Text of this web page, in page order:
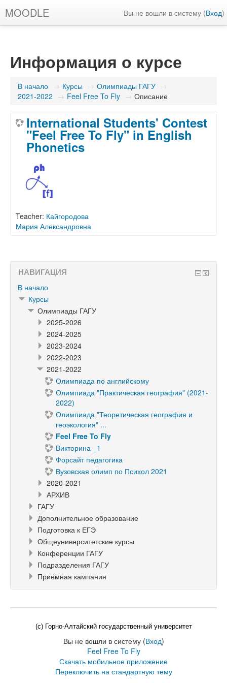
MOODLE Вы не вошли в систему (Вход)
Информация о курсе
В начало → Курсы → Олимпиады ГАГУ →
2021-2022 → Feel Free To Fly → Описание
International Students' Contest
"Feel Free To Fly" in English
Phonetics
Teacher: Кайгородова
Мария Александровна
НАВИГАЦИЯ
В начало
Курсы
Олимпиады ГАГУ
2025-2026
2024-2025
2023-2024
2022-2023
2021-2022
Олимпиада по английскому
Олимпиада "Практическая география" (2021-
2022)
Олимпиада "Теоретическая география и
геоэкология" ...
Feel Free To Fly
Викторина _1
Форсайт педагогика
Вузовская олимп по Психол 2021
2020-2021
АРХИВ
ГАГУ
Дополнительное образование
Подготовка к ЕГЭ
Общеуниверситетские курсы
Конференции ГАГУ
Подразделения ГАГУ
Приёмная кампания
(c) Горно-Алтайский государственный университет
Вы не вошли в систему (Вход)
Feel Free To Fly
Скачать мобильное приложение
Переключить на стандартную тему